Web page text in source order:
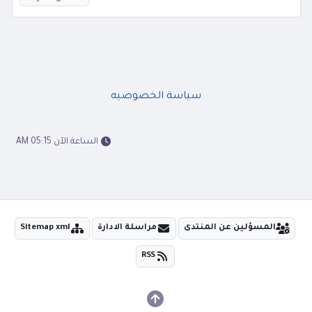
سياسة الخصوصيه
الساعة الآن 05:15 AM
المسؤلين عن المنتدى مراسلة الادارة Sitemap xml
RSS